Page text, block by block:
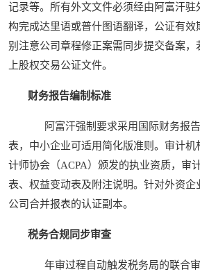
记录等。所有外文文件必须经由阿富汗驻
构完成达里语或普什图语翻译，公证有效
别注意公司章程修正案需同步提交备案，
上股权交易公证文件。
财务报告编制标准
阿富汗强制要求采用国际财务报告
表，中小企业可适用简化版准则。审计机
计师协会（ACPA）颁发的执业资质，审
表、权益变动表及附注说明。针对外资企
公司合并报表的认证副本。
税务合规同步审查
年审过程自动触发税务局的联合审